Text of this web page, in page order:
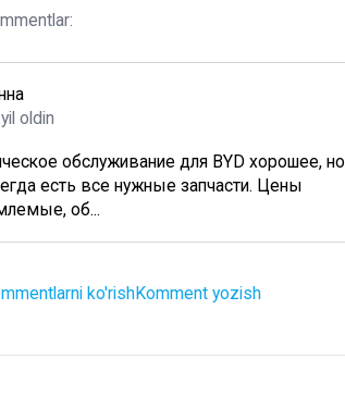
oldin
обслуживание для BYD хорошее, но
есть все нужные запчасти. Цены
об...
ko'rishKomment yozish